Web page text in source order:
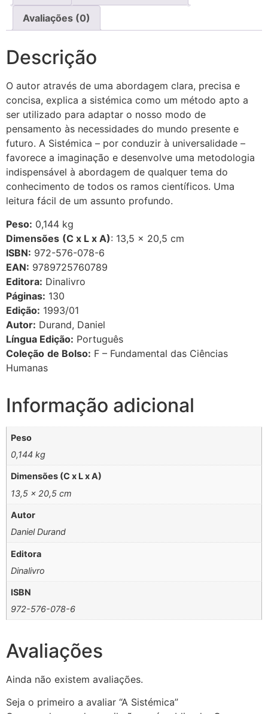
Avaliações (0)
Descrição
O autor através de uma abordagem clara, precisa e
concisa, explica a sistémica como um método apto a
ser utilizado para adaptar o nosso modo de
pensamento às necessidades do mundo presente e
futuro. A Sistémica – por conduzir à universalidade –
favorece a imaginação e desenvolve uma metodologia
indispensável à abordagem de qualquer tema do
conhecimento de todos os ramos científicos. Uma
leitura fácil de um assunto profundo.
Peso: 0,144 kg
Dimensões (C x L x A): 13,5 × 20,5 cm
ISBN: 972-576-078-6
EAN: 9789725760789
Editora: Dinalivro
Páginas: 130
Edição: 1993/01
Autor: Durand, Daniel
Língua Edição: Português
Coleção de Bolso: F – Fundamental das Ciências
Humanas
Informação adicional
Peso
0,144 kg
Dimensões (C x L x A)
13,5 × 20,5 cm
Autor
Daniel Durand
Editora
Dinalivro
ISBN
972-576-078-6
Avaliações
Ainda não existem avaliações.
Seja o primeiro a avaliar “A Sistémica”